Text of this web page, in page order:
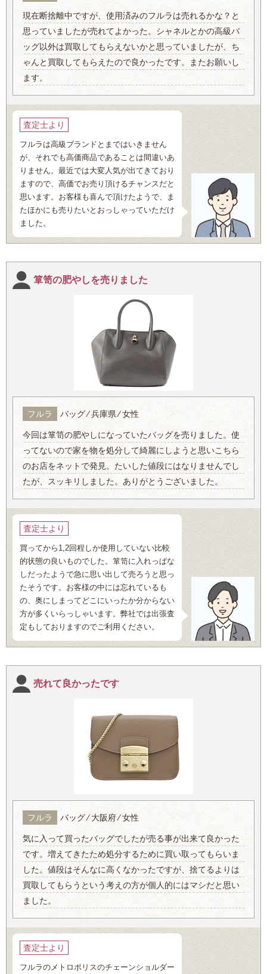
現在断捨離中ですが、使用済みのフルラは売れるかな？と
思っていましたが売れてよかった。シャネルとかの高級バ
ッグ以外は買取してもらえないかと思っていましたが、ち
ゃんと買取してもらえたので良かったです。またお願いし
ます。
査定士より
フルラは高級ブランドとまではいきません
が、それでも高価商品であることは間違いあ
りません。最近では大変人気が出てきており
ますので、高価でお売り頂けるチャンスだと
思います。お客様も喜んで頂けたようで、ま
たほかにも売りたいとおっしゃっていただけ
ました。
箪笥の肥やしを売りました
フルラ バッグ ⁄ 兵庫県 ⁄ 女性
今回は箪笥の肥やしになっていたバッグを売りました。使
ってないので家を物を処分して綺麗にしようと思いこちら
のお店をネットで発見。たいした値段にはなりませんでし
たが、スッキリしました。ありがとうございました。
査定士より
買ってから1,2回程しか使用していない比較
的状態の良いものでした。箪笥に入れっぱな
しだったようで急に思い出して売ろうと思っ
たそうです。お客様の中には忘れているも
の、奥にしまってどこにいったか分からない
方が多くいらっしゃいます。弊社では出張査
定もしておりますのでご利用ください。
売れて良かったです
フルラ バッグ ⁄ 大阪府 ⁄ 女性
気に入って買ったバッグでしたが売る事が出来て良かった
です。増えてきたため処分するために買い取ってもらいま
した。値段はそんなに高くなかったですが、捨てるよりは
買取してもらうという考えの方が個人的にはマシだと思い
ました。
査定士より
フルラのメトロポリスのチェーンショルダー